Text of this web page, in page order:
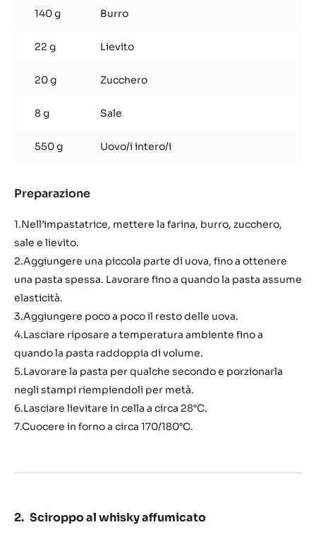
140 g Burro
22 g Lievito
20 g Zucchero
8 g Sale
550 g Uovo/i intero/i
Preparazione
per
1.Nell’impastatrice, mettere la farina, burro, zucchero,
sale e lievito.
2.Aggiungere una piccola parte di uova, fino a ottenere
una pasta spessa. Lavorare fino a quando la pasta assume
elasticità.
3.Aggiungere poco a poco il resto delle uova.
4.Lasciare riposare a temperatura ambiente fino a
quando la pasta raddoppia di volume.
5.Lavorare la pasta per qualche secondo e porzionarla
negli stampi riempiendoli per metà.
6.Lasciare lievitare in cella a circa 28°C.
7.Cuocere in forno a circa 170/180°C.
Sciroppo al whisky affumicato